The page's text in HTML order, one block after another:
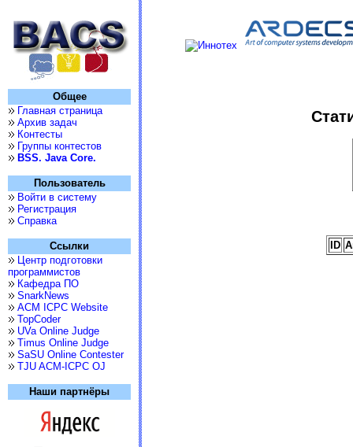
Общее
Главная страница
Архив задач
Контесты
Группы контестов
BSS. Java Core.
Пользователь
Войти в систему
Регистрация
Справка
Ссылки
Центр подготовки
программистов
Кафедра ПО
SnarkNews
ACM ICPC Website
TopCoder
UVa Online Judge
Timus Online Judge
SaSU Online Contester
TJU ACM-ICPC OJ
Наши партнёры
ID